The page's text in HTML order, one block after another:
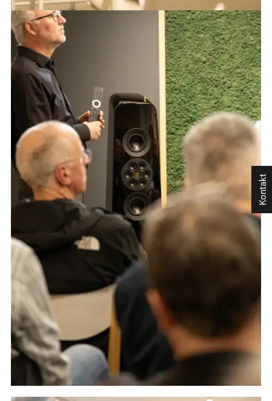
Kontakt